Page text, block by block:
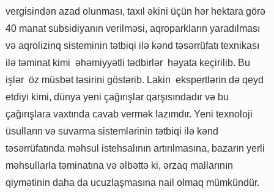
vergisindən azad olunması, taxıl əkini üçün hər hektara görə
40 manat subsidiyanın verilməsi, aqroparkların yaradılması
və aqrolizinq sisteminin tətbiqi ilə kənd təsərrüfatı texnikası
ilə təminat kimi əhəmiyyətli tədbirlər həyata keçirilib. Bu
işlər öz müsbət təsirini göstərib. Lakin ekspertlərin də qeyd
etdiyi kimi, dünya yeni çağırışlar qarşısındadır və bu
çağırışlara vaxtında cavab vermək lazımdır. Yeni texnoloji
üsulların və suvarma sistemlərinin tətbiqi ilə kənd
təsərrüfatında məhsul istehsalının artırılmasına, bazarın yerli
məhsullarla təminatına və əlbəttə ki, ərzaq mallarının
qiymətinin daha da ucuzlaşmasına nail olmaq mümkündür.